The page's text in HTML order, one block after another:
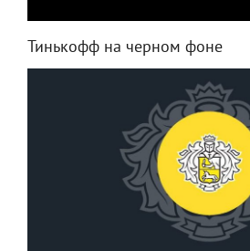
Тинькофф на черном фоне